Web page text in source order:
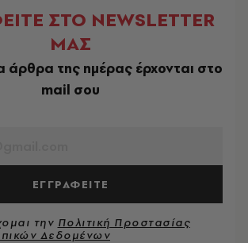
ΣΤΟ NEWSLETTER
ΜΑΣ
άρθρα της ημέρας έρχονται στο
mail σου
ΕΓΓΡΑΦΕΙΤΕ
την Πολιτική Προστασίας
Δεδομένων